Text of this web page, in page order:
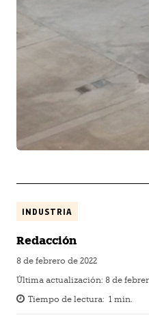
INDUSTRIA
Redacción
8 de febrero de 2022
Última actualización: 8 de
Tiempo de lectura: 1 min.